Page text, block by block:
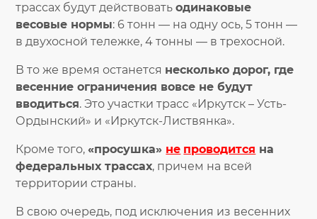
трассах будут действоватьодинаковые
весовые нормы: 6 тонн — на одну ось, 5 тонн —
в двухосной тележке, 4 тонны — в трехосной.
В то же время останется несколько дорог, где
весенние ограничения вовсе не будут
вводиться. Это участки трасс «Иркутск – Усть-
Ордынский» и «Иркутск-Листвянка».
Кроме того, «просушка» не проводится на
федеральных трассах, причем на всей
территории страны.
В свою очередь, под исключения из весенних